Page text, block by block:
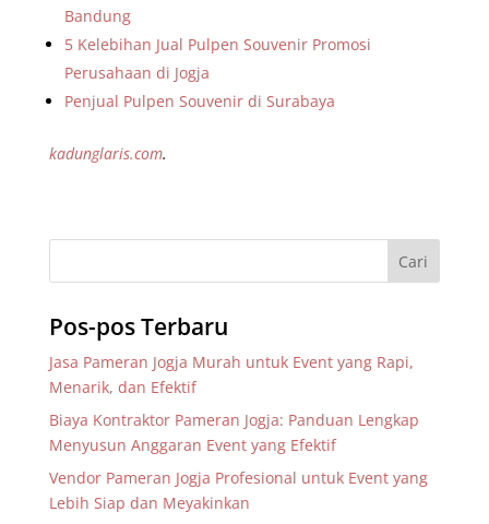
Bandung
5 Kelebihan Jual Pulpen Souvenir Promosi
Perusahaan di Jogja
Penjual Pulpen Souvenir di Surabaya
kadunglaris.com.
Pos-pos Terbaru
Jasa Pameran Jogja Murah untuk Event yang Rapi,
Menarik, dan Efektif
Biaya Kontraktor Pameran Jogja: Panduan Lengkap
Menyusun Anggaran Event yang Efektif
Vendor Pameran Jogja Profesional untuk Event yang
Lebih Siap dan Meyakinkan